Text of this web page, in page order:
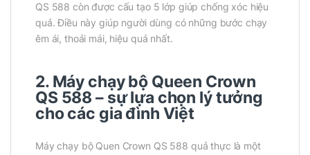
QS 588 còn được cấu tạo 5 lớp giúp chống xóc hiệu
quả. Điều này giúp người dùng có những bước chạy
êm ái, thoải mái, hiệu quả nhất.
2. Máy chạy bộ Queen Crown
QS 588 – sự lựa chọn lý tưởng
cho các gia đình Việt
Máy chạy bộ Quen Crown QS 588 quả thực là một